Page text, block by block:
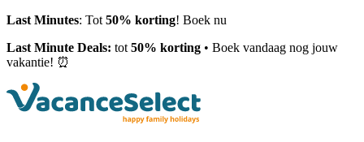
Last Minutes: Tot 50% korting! Boek nu
Last Minute Deals: tot 50% korting • Boek vandaag nog jouw
vakantie! ⏰